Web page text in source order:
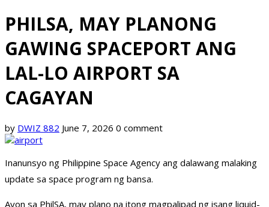
PHILSA, MAY PLANONG
GAWING SPACEPORT ANG
LAL-LO AIRPORT SA
CAGAYAN
by DWIZ 882 June 7, 2026 0 comment
Inanunsyo ng Philippine Space Agency ang dalawang malaking
update sa space program ng bansa.
Ayon sa PhilSA, may plano na itong magpalipad ng isang liquid-